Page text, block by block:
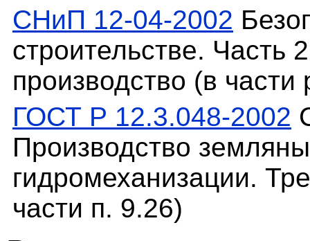
СНиП 12-04-2002
строительстве. Часть
производство (в
ГОСТ Р 12.3.048-2002
Производство
гидромеханизации.
части п. 9.26)